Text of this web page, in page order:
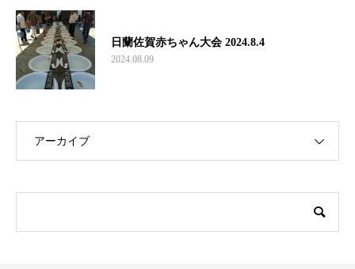
日蘭佐賀赤ちゃん大会 2024.8.4
2024.08.09
アーカイブ